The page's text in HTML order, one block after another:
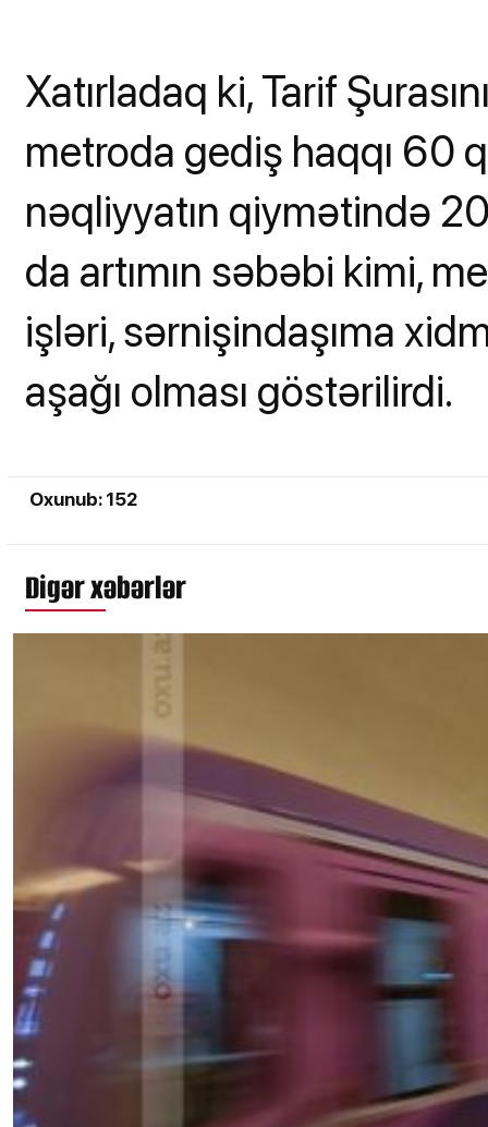
Xatırladaq ki, Tarif
metroda gediş haqqı 60
nəqliyyatın qiymətində
da artımın səbəbi kimi,
işləri, sərnişindaşıma
aşağı olması göstərilirdi.
Oxunub: 152
Digər xəbərlər